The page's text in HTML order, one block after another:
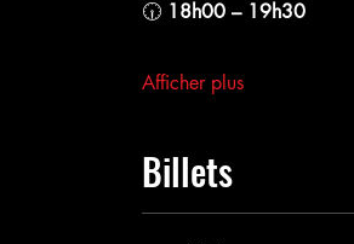
🕡 18h00 – 19h30
Afficher plus
Billets